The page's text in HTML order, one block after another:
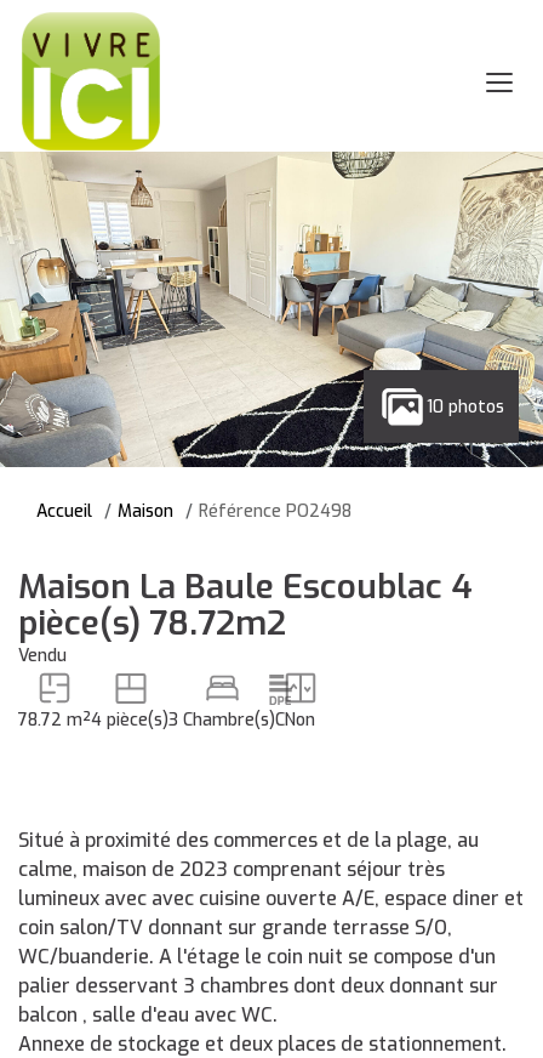
10 photos
Accueil Maison Référence PO2498
Maison La Baule Escoublac 4
pièce(s) 78.72m2
Vendu
78.72 m²4 pièce(s)3 Chambre(s)CNon
Situé à proximité des commerces et de la plage, au
calme, maison de 2023 comprenant séjour très
lumineux avec avec cuisine ouverte A/E, espace diner et
coin salon/TV donnant sur grande terrasse S/O,
WC/buanderie. A l'étage le coin nuit se compose d'un
palier desservant 3 chambres dont deux donnant sur
balcon , salle d'eau avec WC.
Annexe de stockage et deux places de stationnement.